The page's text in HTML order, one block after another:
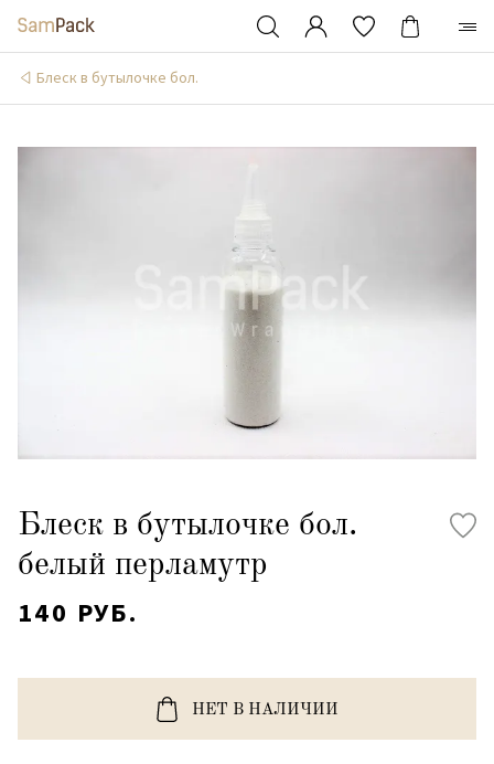
Блеск в бутылочке бол.
Блеск в бутылочке бол.
белый перламутр
140 РУБ.
НЕТ В НАЛИЧИИ